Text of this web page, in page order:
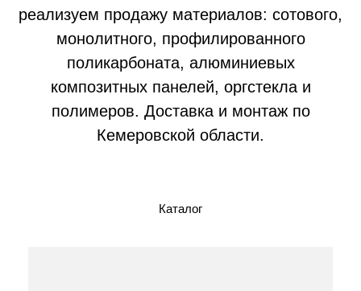
реализуем продажу материалов: сотового,
монолитного, профилированного
поликарбоната, алюминиевых
композитных панелей, оргстекла и
полимеров. Доставка и монтаж по
Кемеровской области.
Каталог